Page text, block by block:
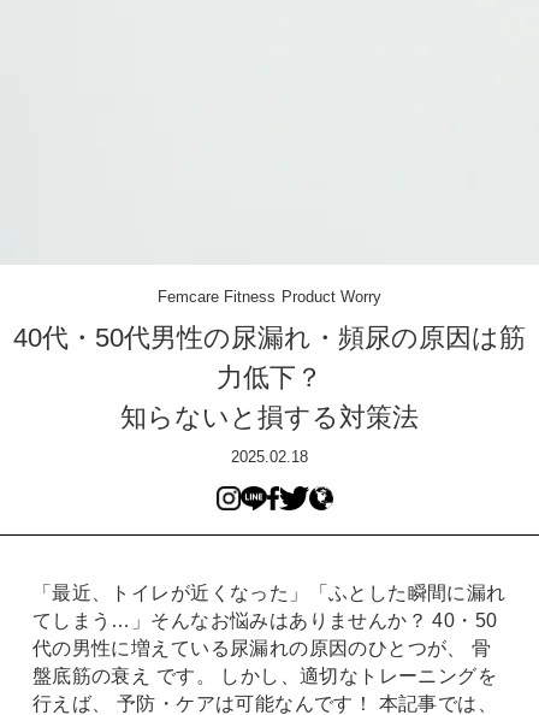
Femcare Fitness Product Worry
40代・50代男性の尿漏れ・頻尿の原因は筋
力低下？
知らないと損する対策法
2025.02.18
「最近、トイレが近くなった」「ふとした瞬間に漏れ
てしまう…」そんなお悩みはありませんか？ 40・50
代の男性に増えている尿漏れの原因のひとつが、 骨
盤底筋の衰え です。 しかし、適切なトレーニングを
行えば、 予防・ケアは可能なんです！ 本記事では、